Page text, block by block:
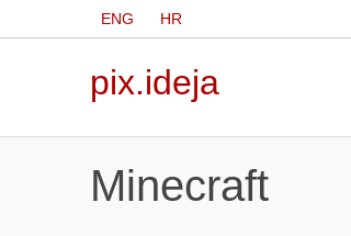
ENG HR
pix.ideja
Minecraft